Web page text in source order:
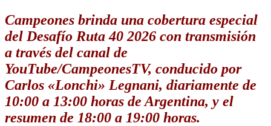
Campeones brinda una cobertura especial
del Desafío Ruta 40 2026 con transmisión
a través del canal de
YouTube/CampeonesTV, conducido por
Carlos «Lonchi» Legnani, diariamente de
10:00 a 13:00 horas de Argentina, y el
resumen de 18:00 a 19:00 horas.